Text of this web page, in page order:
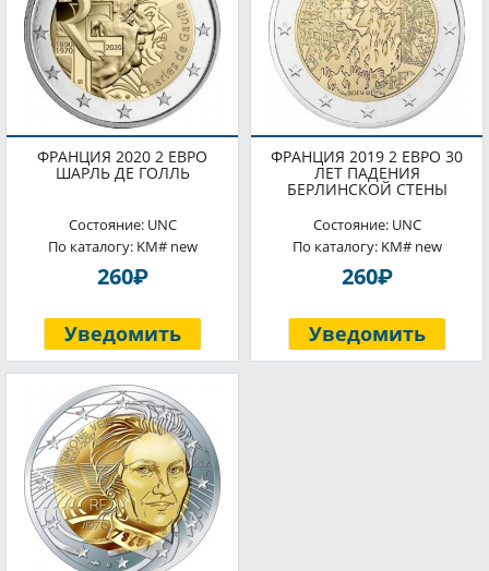
ФРАНЦИЯ 2020 2 ЕВРО
ШАРЛЬ ДЕ ГОЛЛЬ
Состояние: UNC
По каталогу: KM# new
260P
Уведомить
ФРАНЦИЯ 2019 2 ЕВРО 30
ЛЕТ ПАДЕНИЯ
БЕРЛИНСКОЙ СТЕНЫ
Состояние: UNC
По каталогу: KM# new
260P
Уведомить